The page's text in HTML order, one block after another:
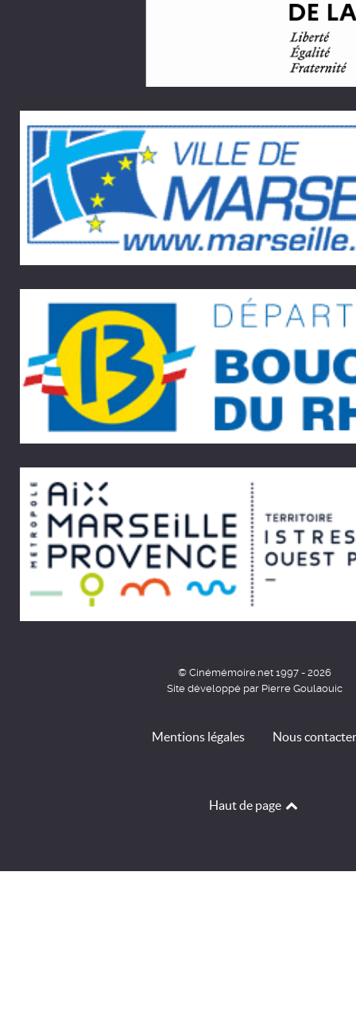
© Cinémémoire.net 1997 - 2026
Site développé par Pierre Goulaouic
Mentions légales Nous contacter
Haut de page